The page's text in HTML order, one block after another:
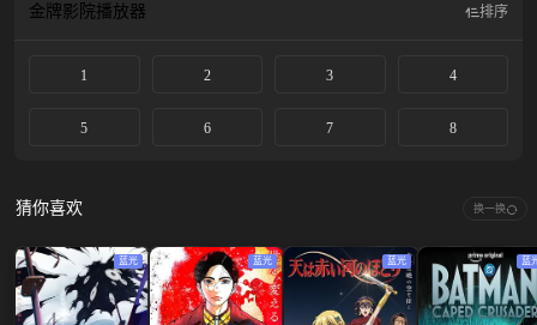
金牌影院播放器 排序
1 2 3 4
5 6 7 8
猜你喜欢 换一换
蓝光 蓝光 蓝光 蓝